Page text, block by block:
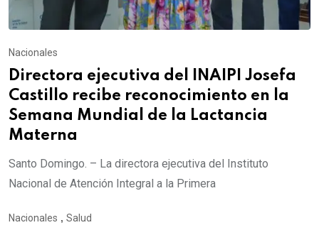
Nacionales
Directora ejecutiva del INAIPI Josefa
Castillo recibe reconocimiento en la
Semana Mundial de la Lactancia
Materna
Santo Domingo. – La directora ejecutiva del Instituto
Nacional de Atención Integral a la Primera
Nacionales , Salud